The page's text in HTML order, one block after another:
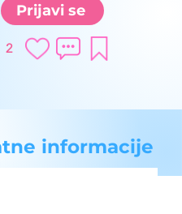
Prijavi se
2
informacije